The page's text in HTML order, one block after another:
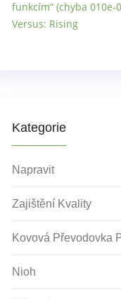
funkcím“ (chyba 010e-
Versus: Rising
Kategorie
Napravit
Zajištění Kvality
Kovová Převodovka
Nioh